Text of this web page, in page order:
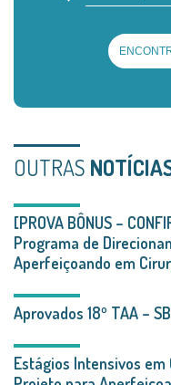
OUTRAS
[PROVA BÔNUS –
Programa de
Aperfeiçoando em
Aprovados 18º TAA –
Estágios Intensivos em